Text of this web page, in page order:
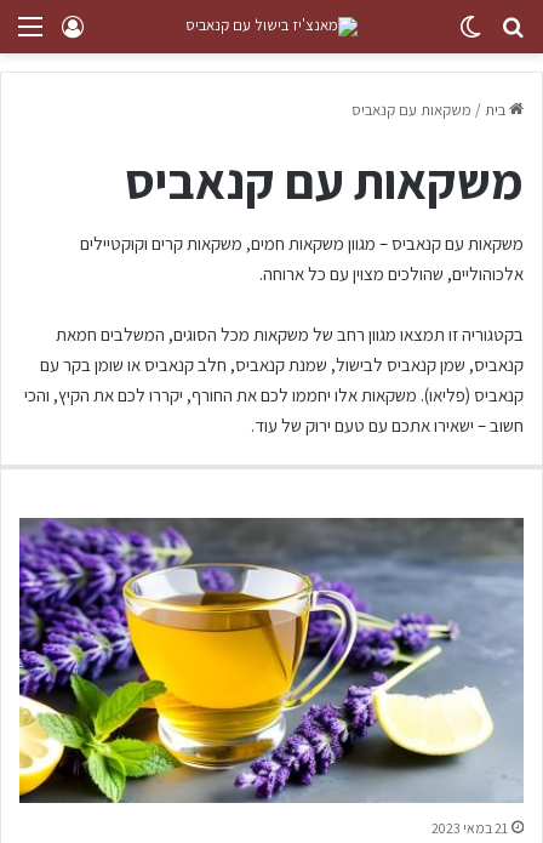
בית/ משקאות עם קנאביס
משקאות עם קנאביס
משקאות עם קנאביס – מגוון משקאות חמים, משקאות קרים וקוקטיילים
אלכוהוליים, שהולכים מצוין עם כל ארוחה.
בקטגוריה זו תמצאו מגוון רחב של משקאות מכל הסוגים, המשלבים חמאת
קנאביס, שמן קנאביס לבישול, שמנת קנאביס, חלב קנאביס או שומן בקר עם
קנאביס (פליאו). משקאות אלו יחממו לכם את החורף, יקררו לכם את הקיץ, והכי
חשוב – ישאירו אתכם עם טעם ירוק של עוד.
21 במאי 2023